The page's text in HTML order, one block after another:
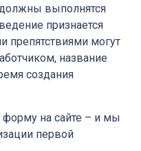
должны выполнятся
признается
могут
название
создания
форму на сайте – и мы
первой